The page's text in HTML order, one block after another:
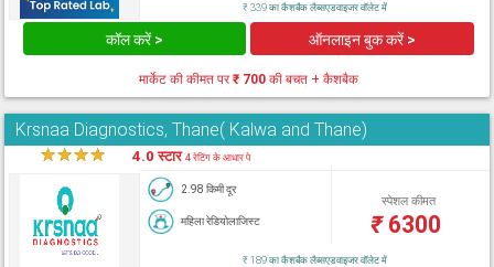
₹ 339 का कैशबैक लैब्सएडवाइजर वॉलेट में
कॉल करें > ऑनलाइन बुक करें >
मार्केट की कीमत पर₹ 700की बचत + कैशबैक
Krsnaa Diagnostics, Thane( Kalwa and Thane)
★★★★ 4.0 स्टार4 रेटिंग के आधार पे
2.98 किमी दूर
महिला रेडियोलाजिस्ट
स्पेशल कीमत
₹6300
₹ 189 का कैशबैक लैब्सएडवाइजर वॉलेट में